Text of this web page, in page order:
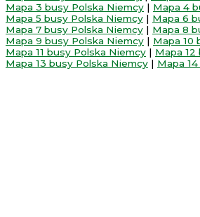
Mapa 3 busy Polska Niemcy | Mapa 4
Mapa 5 busy Polska Niemcy | Mapa 6
Mapa 7 busy Polska Niemcy | Mapa 8
Mapa 9 busy Polska Niemcy | Mapa 10
Mapa 11 busy Polska Niemcy | Mapa
Mapa 13 busy Polska Niemcy | Mapa